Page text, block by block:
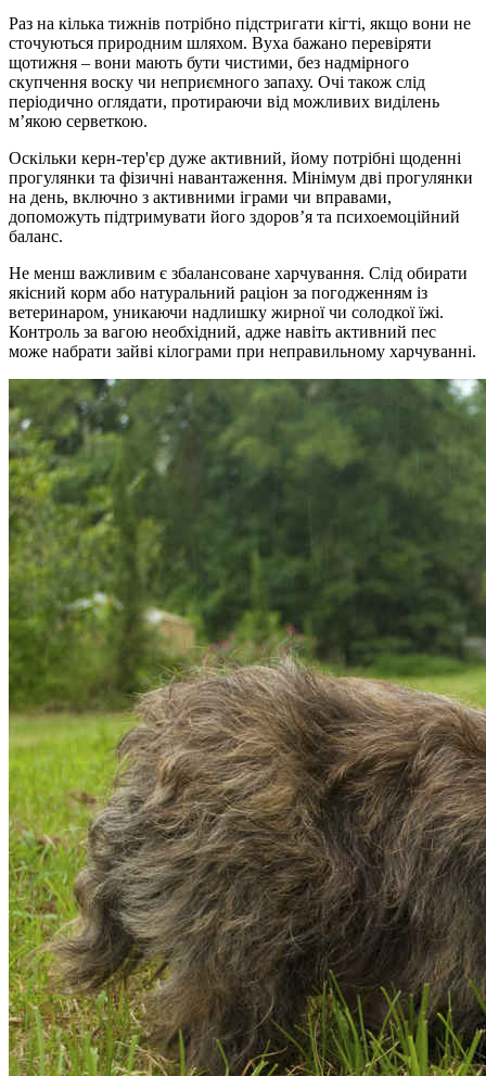
Раз на кілька тижнів потрібно підстригати кігті, якщо вони не
сточуються природним шляхом. Вуха бажано перевіряти
щотижня – вони мають бути чистими, без надмірного
скупчення воску чи неприємного запаху. Очі також слід
періодично оглядати, протираючи від можливих виділень
м’якою серветкою.
Оскільки керн-тер'єр дуже активний, йому потрібні щоденні
прогулянки та фізичні навантаження. Мінімум дві прогулянки
на день, включно з активними іграми чи вправами,
допоможуть підтримувати його здоров’я та психоемоційний
баланс.
Не менш важливим є збалансоване харчування. Слід обирати
якісний корм або натуральний раціон за погодженням із
ветеринаром, уникаючи надлишку жирної чи солодкої їжі.
Контроль за вагою необхідний, адже навіть активний пес
може набрати зайві кілограми при неправильному харчуванні.